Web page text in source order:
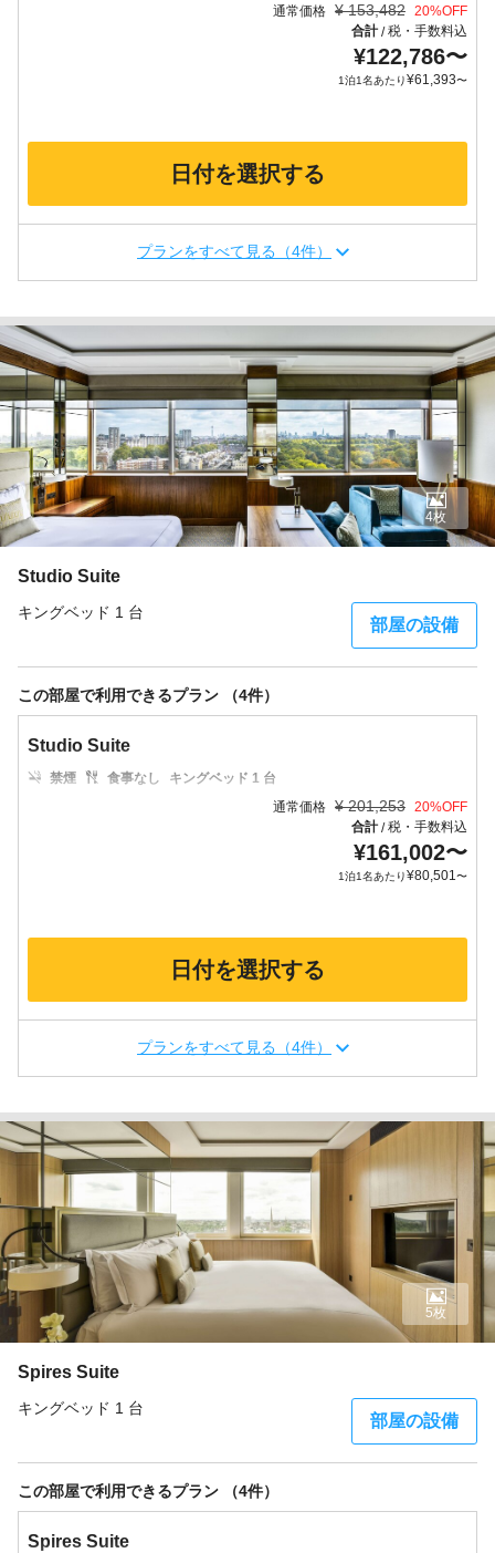
通常価格 ¥ 153,482 20%OFF
合計/税・手数料込
¥122,786〜
1泊1名あたり¥61,393〜
日付を選択する
プランをすべて見る（4件）
Studio Suite
キングベッド 1 台
部屋の設備
4枚
この部屋で利用できるプラン （4件）
Studio Suite
禁煙 食事なし
キングベッド 1 台
通常価格 ¥ 201,253 20%OFF
合計/税・手数料込
¥161,002〜
1泊1名あたり¥80,501〜
日付を選択する
プランをすべて見る（4件）
Spires Suite
キングベッド 1 台
部屋の設備
5枚
この部屋で利用できるプラン （4件）
Spires Suite